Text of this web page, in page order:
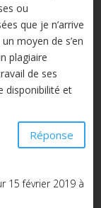
ou
que je n’arrive
moyen de s’en
plagiaire
de ses
disponibilité et
Réponse
15 février 2019 à